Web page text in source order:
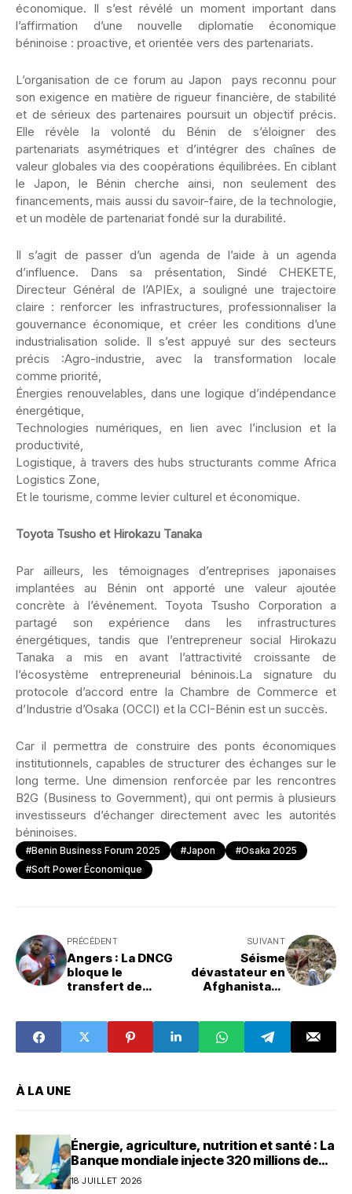
économique. Il s’est révélé un moment important dans
l’affirmation d’une nouvelle diplomatie économique
béninoise : proactive, et orientée vers des partenariats.
L’organisation de ce forum au Japon pays reconnu pour
son exigence en matière de rigueur financière, de stabilité
et de sérieux des partenaires poursuit un objectif précis.
Elle révèle la volonté du Bénin de s’éloigner des
partenariats asymétriques et d’intégrer des chaînes de
valeur globales via des coopérations équilibrées. En ciblant
le Japon, le Bénin cherche ainsi, non seulement des
financements, mais aussi du savoir-faire, de la technologie,
et un modèle de partenariat fondé sur la durabilité.
Il s’agit de passer d’un agenda de l’aide à un agenda
d’influence. Dans sa présentation, Sindé CHEKETE,
Directeur Général de l’APIEx, a souligné une trajectoire
claire : renforcer les infrastructures, professionnaliser la
gouvernance économique, et créer les conditions d’une
industrialisation solide. Il s’est appuyé sur des secteurs
précis :Agro-industrie, avec la transformation locale
comme priorité,
Énergies renouvelables, dans une logique d’indépendance
énergétique,
Technologies numériques, en lien avec l’inclusion et la
productivité,
Logistique, à travers des hubs structurants comme Africa
Logistics Zone,
Et le tourisme, comme levier culturel et économique.
Toyota Tsusho et Hirokazu Tanaka
Par ailleurs, les témoignages d’entreprises japonaises
implantées au Bénin ont apporté une valeur ajoutée
concrète à l’événement. Toyota Tsusho Corporation a
partagé son expérience dans les infrastructures
énergétiques, tandis que l’entrepreneur social Hirokazu
Tanaka a mis en avant l’attractivité croissante de
l’écosystème entrepreneurial béninois.La signature du
protocole d’accord entre la Chambre de Commerce et
d’Industrie d’Osaka (OCCI) et la CCI-Bénin est un succès.
Car il permettra de construire des ponts économiques
institutionnels, capables de structurer des échanges sur le
long terme. Une dimension renforcée par les rencontres
B2G (Business to Government), qui ont permis à plusieurs
investisseurs d’échanger directement avec les autorités
béninoises.
#Benin Business Forum 2025 #Japon
#Osaka 2025
#Soft Power Économique
PRÉCÉDENT
Angers : La DNCG
bloque le
transfert de
SUIVANT
Séisme
dévastateur en
Afghanistan :
milliers de
blessés dans l’est
du pays
À LA UNE
Énergie, agriculture, nutrition et santé : La
Banque mondiale injecte 320 millions de
dollars au Bénin
18 JUILLET 2026